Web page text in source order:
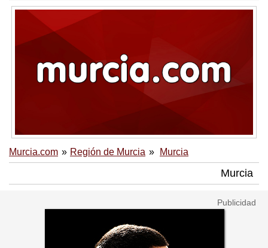
Murcia.com Región de Murcia Murcia
Murcia